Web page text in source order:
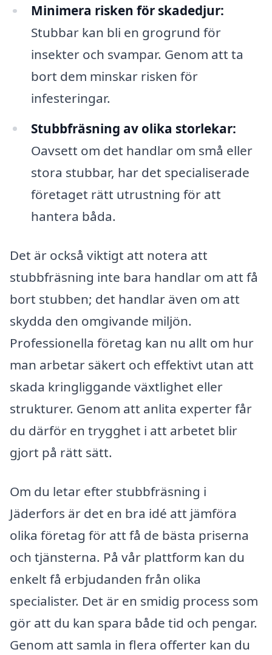
Minimera risken för skadedjur:
Stubbar kan bli en grogrund för
insekter och svampar. Genom att ta
bort dem minskar risken för
infesteringar.
Stubbfräsning av olika storlekar:
Oavsett om det handlar om små eller
stora stubbar, har det specialiserade
företaget rätt utrustning för att
hantera båda.
Det är också viktigt att notera att
stubbfräsning inte bara handlar om att få
bort stubben; det handlar även om att
skydda den omgivande miljön.
Professionella företag kan nu allt om hur
man arbetar säkert och effektivt utan att
skada kringliggande växtlighet eller
strukturer. Genom att anlita experter får
du därför en trygghet i att arbetet blir
gjort på rätt sätt.
Om du letar efter stubbfräsning i
Jäderfors är det en bra idé att jämföra
olika företag för att få de bästa priserna
och tjänsterna. På vår plattform kan du
enkelt få erbjudanden från olika
specialister. Det är en smidig process som
gör att du kan spara både tid och pengar.
Genom att samla in flera offerter kan du